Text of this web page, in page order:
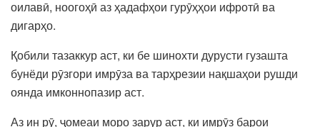
оилавӣ, ноогоҳӣ аз ҳадафҳои гурӯҳҳои ифротӣ ва
дигарҳо.
Қобили тазаккур аст, ки бе шинохти дурусти гузашта
бунёди рӯзгори имрӯза ва тарҳрезии нақшаҳои рушди
оянда имконнопазир аст.
Аз ин рӯ, ҷомеаи моро зарур аст, ки имрӯз барои